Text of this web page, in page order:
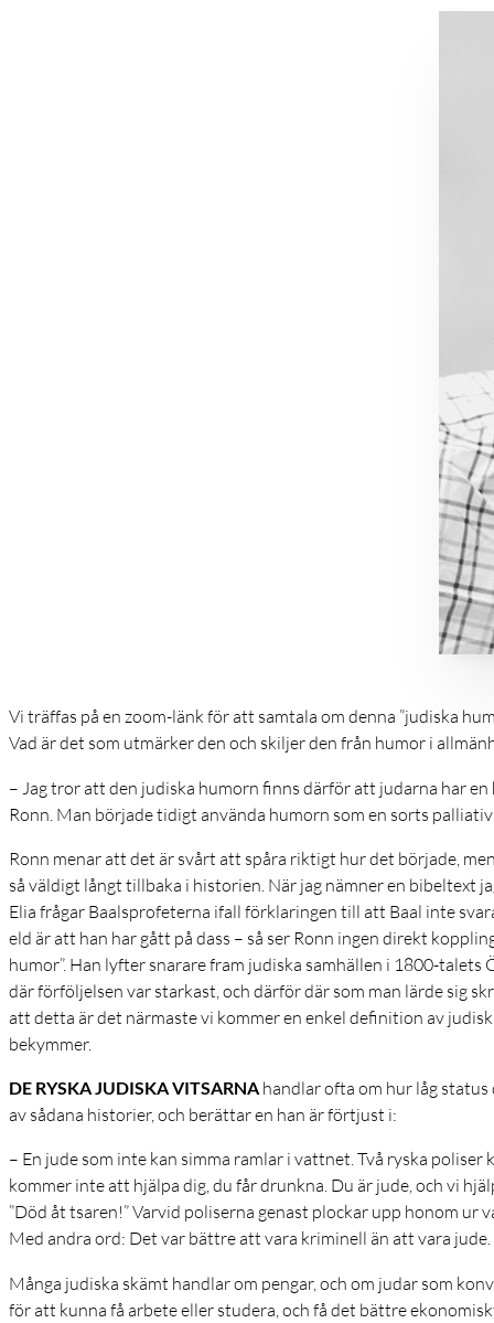
Vi träffas på en zoom-länk för att samtala om denna ”judiska
Vad är det som utmärker den och skiljer den från humor i
– Jag tror att den judiska humorn finns därför att judarna har en
Ronn. Man började tidigt använda humorn som en sorts
Ronn menar att det är svårt att spåra riktigt hur det började,
så väldigt långt tillbaka i historien. När jag nämner en bibeltext
Elia frågar Baalsprofeterna ifall förklaringen till att Baal inte
eld är att han har gått på dass – så ser Ronn ingen direkt
humor”. Han lyfter snarare fram judiska samhällen i 1800-talets
där förföljelsen var starkast, och därför där som man lärde sig
att detta är det närmaste vi kommer en enkel definition av
bekymmer.
DE RYSKA JUDISKA VITSARNAhandlar ofta om hur låg status
av sådana historier, och berättar en han är förtjust i:
– En jude som inte kan simma ramlar i vattnet. Två ryska poliser
kommer inte att hjälpa dig, du får drunkna. Du är jude, och vi
”Död åt tsaren!” Varvid poliserna genast plockar upp honom
Med andra ord: Det var bättre att vara kriminell än att vara jude.
Många judiska skämt handlar om pengar, och om judar som
för att kunna få arbete eller studera, och få det bättre